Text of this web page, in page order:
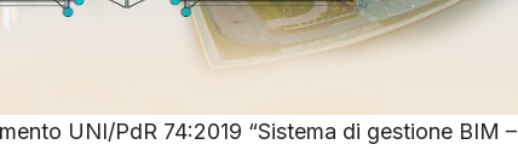
UNI/PdR 74:2019 “Sistema di gestione BIM –